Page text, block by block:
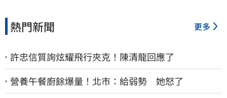
熱門新聞 更多
許忠信質詢炫耀飛行夾克！陳清龍回應了
營養午餐廚餘爆量！北市：給弱勢 她怒了